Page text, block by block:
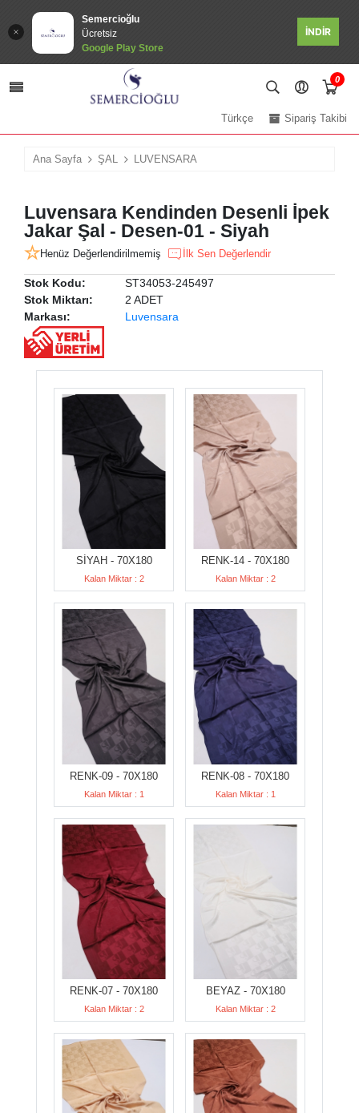
Semercioğlu
Ücretsiz
Google Play Store
İNDİR
0
Sipariş Takibi
Türkçe
Ana Sayfa ŞAL LUVENSARA
Luvensara Kendinden Desenli İpek
Jakar Şal - Desen-01 - Siyah
Henüz Değerlendirilmemiş İlk Sen Değerlendir
Stok Kodu:
ST34053-245497
Stok Miktarı:
2 ADET
Markası:
Luvensara
SİYAH - 70X180
Kalan Miktar : 2
RENK-14 - 70X180
Kalan Miktar : 2
RENK-09 - 70X180
Kalan Miktar : 1
RENK-08 - 70X180
Kalan Miktar : 1
RENK-07 - 70X180
Kalan Miktar : 2
BEYAZ - 70X180
Kalan Miktar : 2